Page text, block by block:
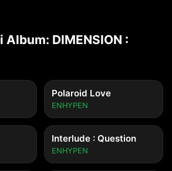
Album: DIMENSION :
Polaroid Love
ENHYPEN
Interlude : Question
ENHYPEN